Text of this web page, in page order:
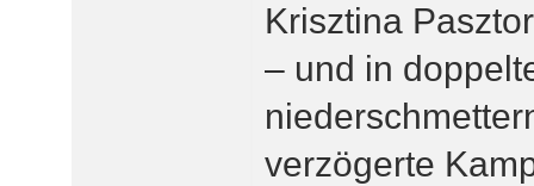
Krisztina
– und in
verzögerte